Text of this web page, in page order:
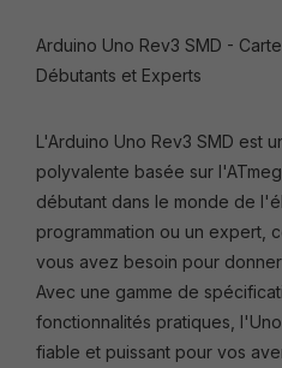
Arduino Uno Rev3 SMD -
Débutants et Experts
L'Arduino Uno Rev3 SMD est
polyvalente basée sur
débutant dans le monde de
programmation ou un expert,
vous avez besoin pour
Avec une gamme de
fonctionnalités pratiques,
fiable et puissant pour vos